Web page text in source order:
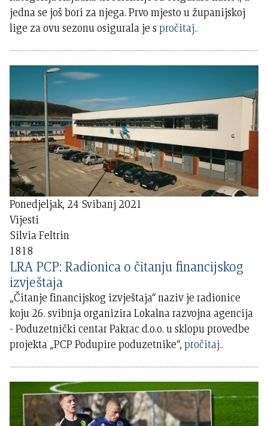
jedna se još bori za njega. Prvo mjesto u županijskoj
lige za ovu sezonu osigurala je spročitaj..
Ponedjeljak, 24 Svibanj 2021
Vijesti
Silvia Feltrin
1818
LRA PCP: Radionica o čitanju financijskog
izvještaja
„Čitanje financijskog izvještaja“ naziv je radionice
koju 26. svibnja organizira Lokalna razvojna agencija
- Poduzetnički centar Pakrac d.o.o. u sklopu provedbe
projekta „PCP Podupire poduzetnike“,pročitaj..